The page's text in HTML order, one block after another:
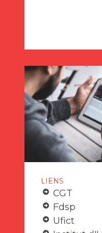
LIENS
CGT
Fdsp
Ufict